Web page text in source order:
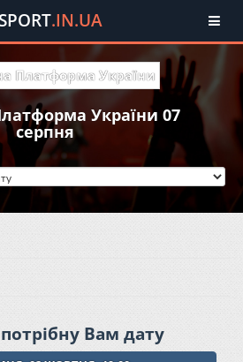
.IN.UA
України 07
серпня
Вам дату